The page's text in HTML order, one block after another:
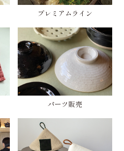
プレミアムライン
パーツ販売